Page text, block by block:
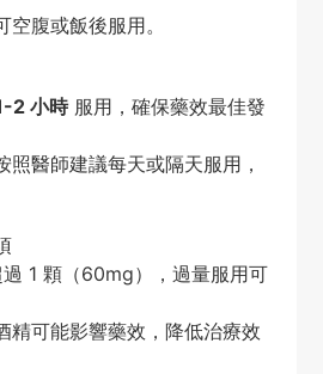
腹或飯後服用。
2 小時服用，確保藥效最佳發
照醫師建議每天或隔天服用，
1 顆（60mg），過量服用可
精可能影響藥效，降低治療效